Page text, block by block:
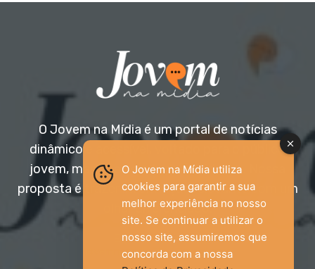
O Jovem na Mídia é um portal de notícias
dinâmico e acessível, voltado para o público
jovem, mas aberto a todas as idades. Nossa
proposta é trazer informação relevante com um
olhar diferenciado.
Entre em contato:
jovemnamidia2017@gmail.com
O Jovem na Mídia utiliza
cookies para garantir a sua
melhor experiência no nosso
site. Se continuar a utilizar o
nosso site, assumiremos que
concorda com a nossa